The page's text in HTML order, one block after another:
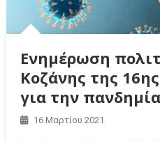
Ενημέρωση
Κοζάνης της
για την
16 Μαρτίου 2021